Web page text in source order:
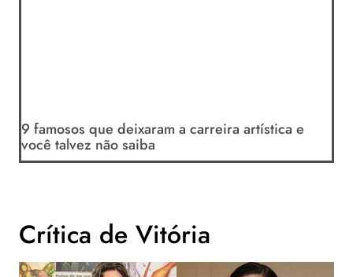
9 famosos que deixaram a carreira artística e
você talvez não saiba
Crítica de Vitória